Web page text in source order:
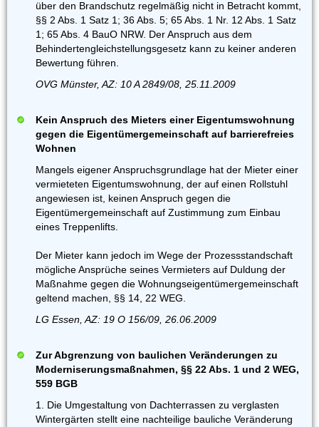
über den Brandschutz regelmäßig nicht in Betracht kommt,
§§ 2 Abs. 1 Satz 1; 36 Abs. 5; 65 Abs. 1 Nr. 12 Abs. 1 Satz
1; 65 Abs. 4 BauO NRW. Der Anspruch aus dem
Behindertengleichstellungsgesetz kann zu keiner anderen
Bewertung führen.
OVG Münster, AZ: 10 A 2849/08, 25.11.2009
Kein Anspruch des Mieters einer Eigentumswohnung
gegen die Eigentümergemeinschaft auf barrierefreies
Wohnen
Mangels eigener Anspruchsgrundlage hat der Mieter einer
vermieteten Eigentumswohnung, der auf einen Rollstuhl
angewiesen ist, keinen Anspruch gegen die
Eigentümergemeinschaft auf Zustimmung zum Einbau
eines Treppenlifts.
Der Mieter kann jedoch im Wege der Prozessstandschaft
mögliche Ansprüche seines Vermieters auf Duldung der
Maßnahme gegen die Wohnungseigentümergemeinschaft
geltend machen, §§ 14, 22 WEG.
LG Essen, AZ: 19 O 156/09, 26.06.2009
Zur Abgrenzung von baulichen Veränderungen zu
Moderniserungsmaßnahmen, §§ 22 Abs. 1 und 2 WEG,
559 BGB
1. Die Umgestaltung von Dachterrassen zu verglasten
Wintergärten stellt eine nachteilige bauliche Veränderung